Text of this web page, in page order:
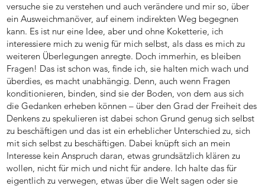
versuche sie zu verstehen und auch verändere und mir so, über
ein Ausweichmanöver, auf einem indirekten Weg begegnen
kann. Es ist nur eine Idee, aber und ohne Koketterie, ich
interessiere mich zu wenig für mich selbst, als dass es mich zu
weiteren Überlegungen anregte. Doch immerhin, es bleiben
Fragen! Das ist schon was, finde ich, sie halten mich wach und
überdies, es macht unabhängig. Denn, auch wenn Fragen
konditionieren, binden, sind sie der Boden, von dem aus sich
die Gedanken erheben können – über den Grad der Freiheit des
Denkens zu spekulieren ist dabei schon Grund genug sich selbst
zu beschäftigen und das ist ein erheblicher Unterschied zu, sich
mit sich selbst zu beschäftigen. Dabei knüpft sich an mein
Interesse kein Anspruch daran, etwas grundsätzlich klären zu
wollen, nicht für mich und nicht für andere. Ich halte das für
eigentlich zu verwegen, etwas über die Welt sagen oder sie